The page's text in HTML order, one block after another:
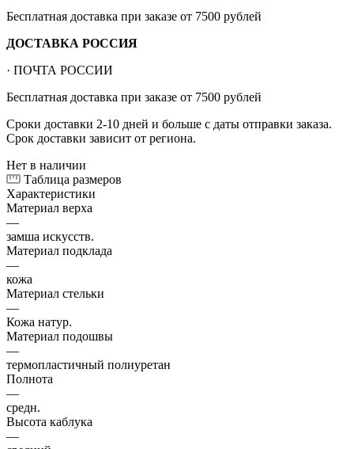
Бесплатная доставка при заказе от 7500 рублей
ДОСТАВКА РОССИЯ
· ПОЧТА РОССИИ
Бесплатная доставка при заказе от 7500 рублей
Сроки доставки 2-10 дней и больше с даты отправки заказа.
Срок доставки зависит от региона.
Нет в наличии
Таблица размеров
Характеристики
Материал верха
—
замша искусств.
Материал подклада
—
кожа
Материал стельки
—
Кожа натур.
Материал подошвы
—
термопластичный полиуретан
Полнота
—
средн.
Высота каблука
—